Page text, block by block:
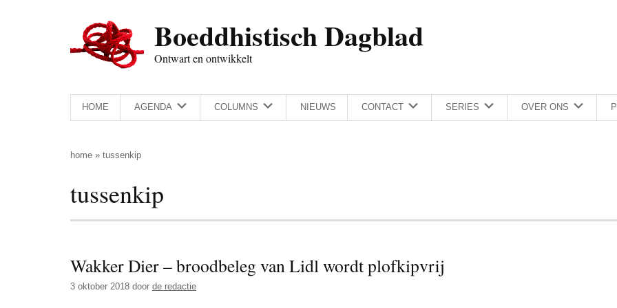
Boeddhistisch Dagblad
Ontwart en ontwikkelt
HOME AGENDA COLUMNS NIEUWS CONTACT SERIES OVER ONS
home » tussenkip
tussenkip
Wakker Dier – broodbeleg van Lidl wordt plofkipvrij
3 oktober 2018 door de redactie